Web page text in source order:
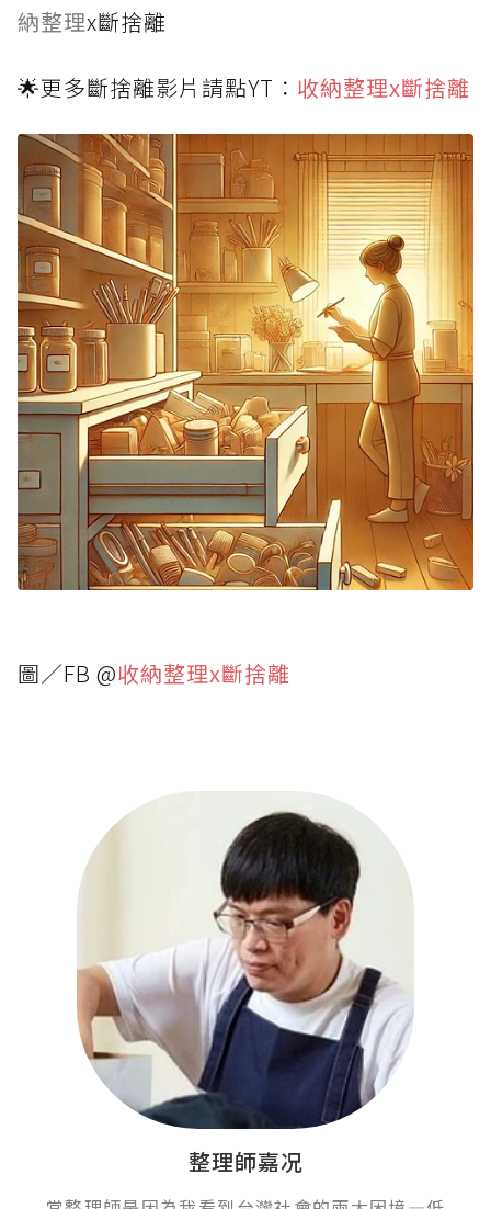
納整理x斷捨離
🌟更多斷捨離影片請點YT： 收納整理x斷捨離
圖／FB @收納整理x斷捨離
整理師嘉况